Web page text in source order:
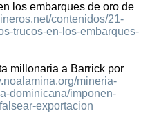
los embarques de oro de
contenidos/21-
trucos-en-los-embarques-
millonaria a Barrick por
mineria-
dominicana/imponen-
exportacion